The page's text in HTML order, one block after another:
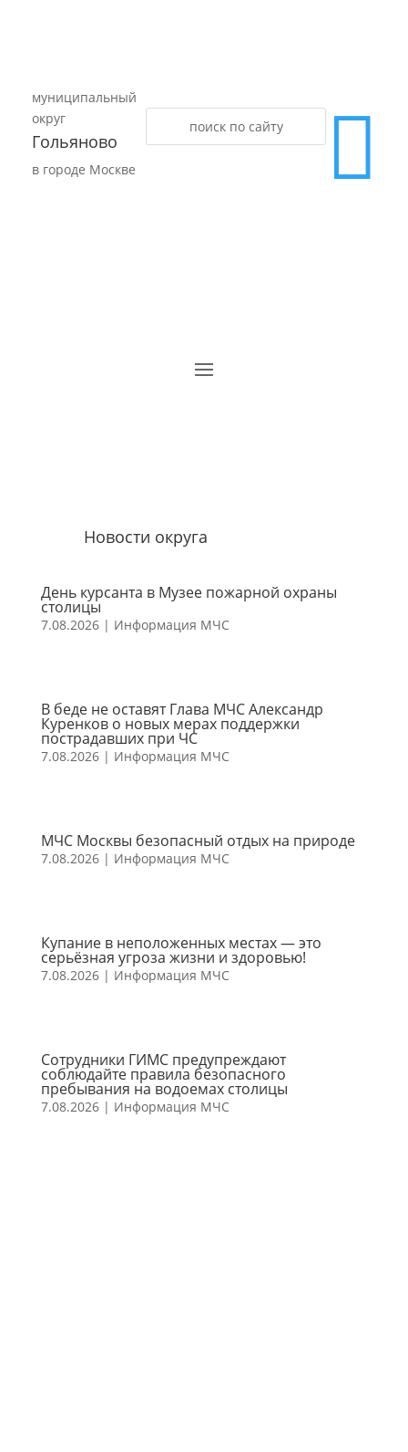
муниципальный
округ
Гольяново
в городе Москве 
Новости округа
День курсанта в Музее пожарной охраны
столицы
7.08.2026| Информация МЧС
В беде не оставят Глава МЧС Александр
Куренков о новых мерах поддержки
пострадавших при ЧС
7.08.2026| Информация МЧС
МЧС Москвы безопасный отдых на природе
7.08.2026| Информация МЧС
Купание в неположенных местах — это
серьёзная угроза жизни и здоровью!
7.08.2026| Информация МЧС
Сотрудники ГИМС предупреждают
соблюдайте правила безопасного
пребывания на водоемах столицы
7.08.2026| Информация МЧС